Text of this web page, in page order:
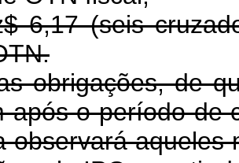
6,17 (seis
obrigações, de
após o período de
observará aqueles